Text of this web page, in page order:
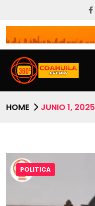
HOME JUNIO 1, 2025
POLITICA